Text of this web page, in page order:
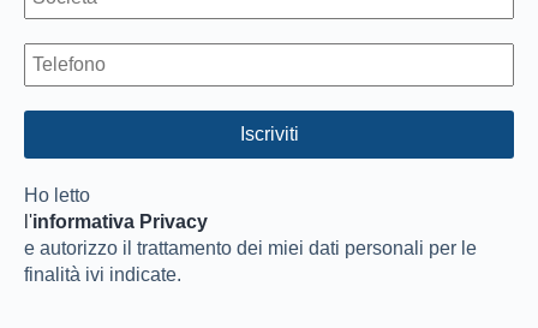
Ho letto
l'informativa Privacy
e autorizzo il trattamento dei miei dati personali per le
finalità ivi indicate.